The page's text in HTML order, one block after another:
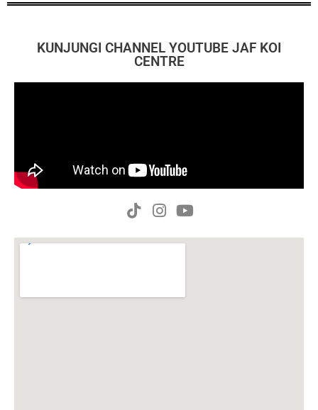
KUNJUNGI CHANNEL YOUTUBE JAF KOI
CENTRE